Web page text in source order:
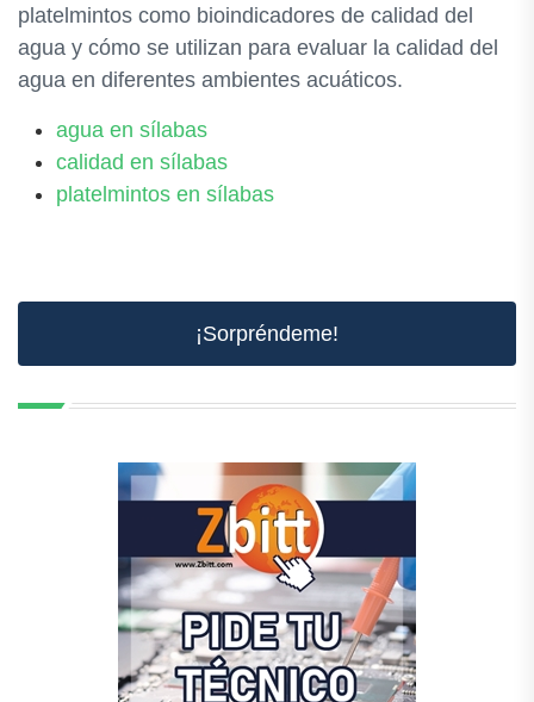
platelmintos como bioindicadores de calidad del
agua y cómo se utilizan para evaluar la calidad del
agua en diferentes ambientes acuáticos.
agua en sílabas
calidad en sílabas
platelmintos en sílabas
¡Sorpréndeme!